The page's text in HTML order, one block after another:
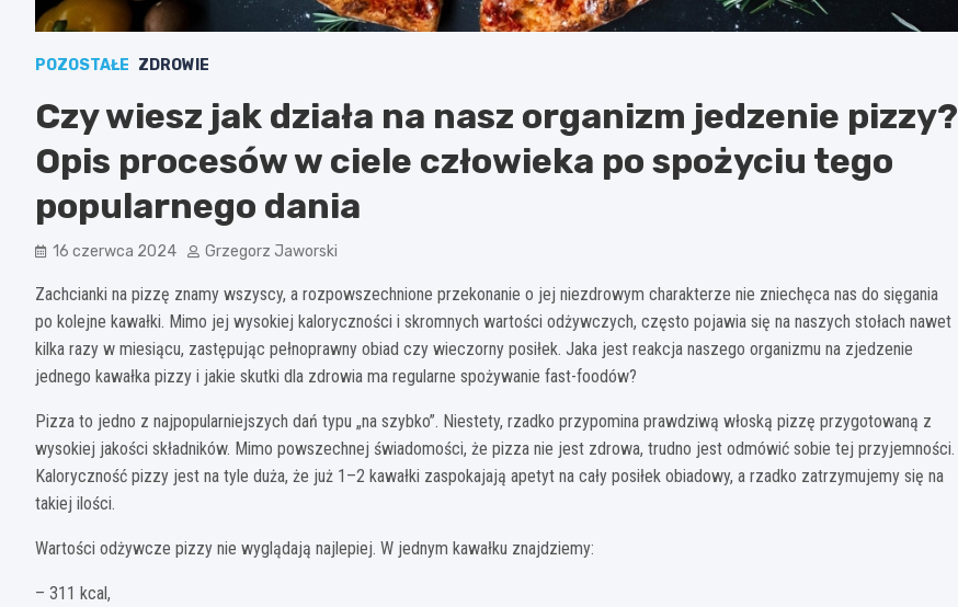
POZOSTAŁE ZDROWIE
Czy wiesz jak działa na nasz organizm jedzenie pizzy?
Opis procesów w ciele człowieka po spożyciu tego
popularnego dania
16 czerwca 2024 Grzegorz Jaworski
Zachcianki na pizzę znamy wszyscy, a rozpowszechnione przekonanie o jej niezdrowym charakterze nie zniechęca nas do sięgania
po kolejne kawałki. Mimo jej wysokiej kaloryczności i skromnych wartości odżywczych, często pojawia się na naszych stołach nawet
kilka razy w miesiącu, zastępując pełnoprawny obiad czy wieczorny posiłek. Jaka jest reakcja naszego organizmu na zjedzenie
jednego kawałka pizzy i jakie skutki dla zdrowia ma regularne spożywanie fast-foodów?
Pizza to jedno z najpopularniejszych dań typu „na szybko”. Niestety, rzadko przypomina prawdziwą włoską pizzę przygotowaną z
wysokiej jakości składników. Mimo powszechnej świadomości, że pizza nie jest zdrowa, trudno jest odmówić sobie tej przyjemności.
Kaloryczność pizzy jest na tyle duża, że już 1–2 kawałki zaspokajają apetyt na cały posiłek obiadowy, a rzadko zatrzymujemy się na
takiej ilości.
Wartości odżywcze pizzy nie wyglądają najlepiej. W jednym kawałku znajdziemy:
– 311 kcal,